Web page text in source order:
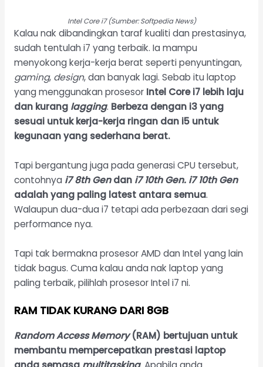
Intel Core i7 (Sumber: Softpedia News)
Kalau nak dibandingkan taraf kualiti dan prestasinya,
sudah tentulah i7 yang terbaik. Ia mampu
menyokong kerja-kerja berat seperti penyuntingan,
gaming, design, dan banyak lagi. Sebab itu laptop
yang menggunakan prosesor Intel Core i7 lebih laju
dan kurang lagging. Berbeza dengan i3 yang
sesuai untuk kerja-kerja ringan dan i5 untuk
kegunaan yang sederhana berat.
Tapi bergantung juga pada generasi CPU tersebut,
contohnya i7 8th Gendan i7 10th Gen. i7 10th Gen
adalah yang paling latest antara semua.
Walaupun dua-dua i7 tetapi ada perbezaan dari segi
performance nya.
Tapi tak bermakna prosesor AMD dan Intel yang lain
tidak bagus. Cuma kalau anda nak laptop yang
paling terbaik, pilihlah prosesor Intel i7 ni.
RAM TIDAK KURANG DARI 8GB
Random Access Memory(RAM) bertujuan untuk
membantu mempercepatkan prestasi laptop